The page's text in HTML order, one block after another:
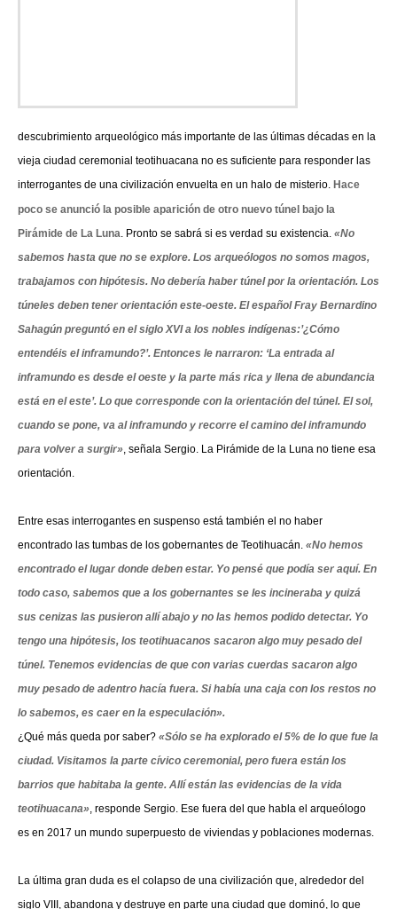
descubrimiento arqueológico más importante de las últimas décadas en la
vieja ciudad ceremonial teotihuacana no es suficiente para responder las
interrogantes de una civilización envuelta en un halo de misterio. Hace
poco se anunció la posible aparición de otro nuevo túnel bajo la
Pirámide de La Luna . Pronto se sabrá si es verdad su existencia. «No
sabemos hasta que no se explore. Los arqueólogos no somos magos,
trabajamos con hipótesis. No debería haber túnel por la orientación. Los
túneles deben tener orientación este-oeste. El español Fray Bernardino
Sahagún preguntó en el siglo XVI a los nobles indígenas:’¿Cómo
entendéis el inframundo?’. Entonces le narraron: ‘La entrada al
inframundo es desde el oeste y la parte más rica y llena de abundancia
está en el este’. Lo que corresponde con la orientación del túnel. El sol,
cuando se pone, va al inframundo y recorre el camino del inframundo
para volver a surgir» , señala Sergio. La Pirámide de la Luna no tiene esa
orientación.
Entre esas interrogantes en suspenso está también el no haber
encontrado las tumbas de los gobernantes de Teotihuacán. «No hemos
encontrado el lugar donde deben estar. Yo pensé que podía ser aquí. En
todo caso, sabemos que a los gobernantes se les incineraba y quizá
sus cenizas las pusieron allí abajo y no las hemos podido detectar. Yo
tengo una hipótesis, los teotihuacanos sacaron algo muy pesado del
túnel. Tenemos evidencias de que con varias cuerdas sacaron algo
muy pesado de adentro hacía fuera. Si había una caja con los restos no
lo sabemos, es caer en la especulación».
¿Qué más queda por saber? «Sólo se ha explorado el 5% de lo que fue la
ciudad. Visitamos la parte cívico ceremonial, pero fuera están los
barrios que habitaba la gente. Allí están las evidencias de la vida
teotihuacana» , responde Sergio. Ese fuera del que habla el arqueólogo
es en 2017 un mundo superpuesto de viviendas y poblaciones modernas.
La última gran duda es el colapso de una civilización que, alrededor del
siglo VIII, abandona y destruye en parte una ciudad que dominó, lo que